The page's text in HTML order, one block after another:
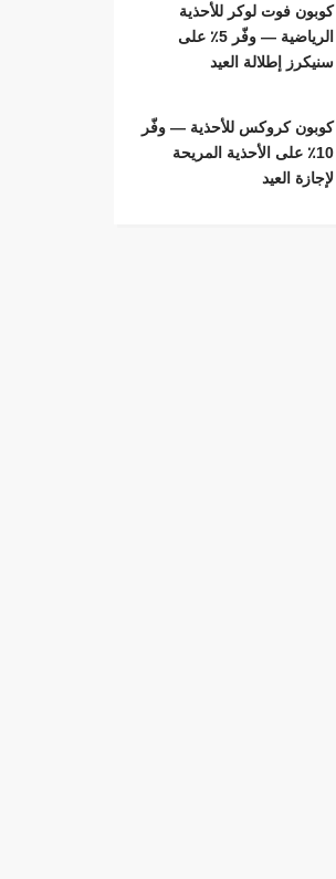
كوبون فوت لوكر للأحذية
الرياضية — وفّر 5٪ على
سنيكرز إطلالة العيد
كوبون كروكس للأحذية — وفّر
10٪ على الأحذية المريحة
لإجازة العيد